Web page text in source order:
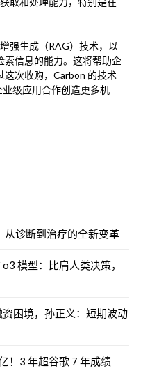
强生成（RAG）技术，以
索信息的能力。这将帮助企
次收购，Carbon 的技术
级应用合作创造更多机
从诊断到治疗的全新变革
模型：比肩人类决策，
困境，孙正义：短期波动
！3 年超谷歌 7 年成绩